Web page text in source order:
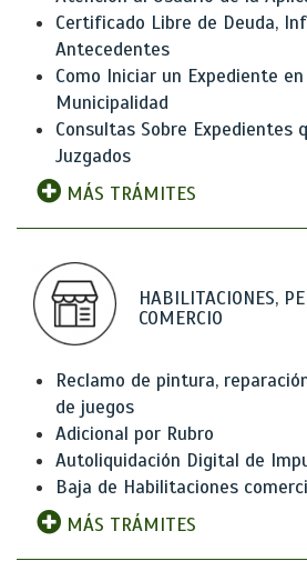
Certificado Libre de Deuda,
Antecedentes
Como Iniciar un Expediente
Municipalidad
Consultas Sobre Expedientes
Juzgados
MÁS TRÁMITES
HABILITACIONES,
COMERCIO
Reclamo de pintura,
de juegos
Adicional por Rubro
Autoliquidación Digital de
Baja de Habilitaciones
MÁS TRÁMITES